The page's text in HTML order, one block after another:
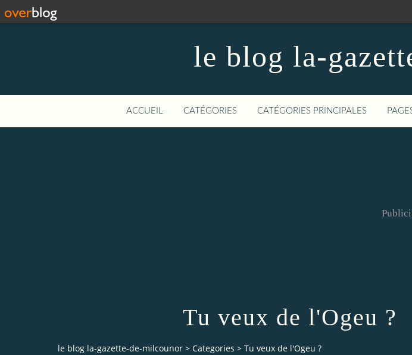
le blog la-
ACCUEIL CATÉGORIES CATÉGORIES PRINCIPALES
Tu veux de l'Ogeu ?
le blog la-gazette-de-milcounor > Categories > Tu veux de l'Ogeu ?